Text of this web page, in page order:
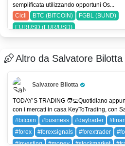
semplificata utilizzando opportuni Os...
Cicli
BTC (BITCOIN)
FGBL (BUND)
EURUSD (EUR/USD)
Altro da Salvatore Bilotta
Salvatore Bilotta
Pro Trader
TODAY’S TRADING 🧑‍💻Quotidiano appuntamento
con i mercati in casa KeyToTrading, con
#bitcoin
#business #daytrader
#forex
#forexsignals #forextrader
#investing
#money #stockmarket